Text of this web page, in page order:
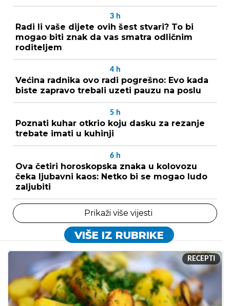
3 h
Radi li vaše dijete ovih šest stvari? To bi
mogao biti znak da vas smatra odličnim
roditeljem
4 h
Većina radnika ovo radi pogrešno: Evo kada
biste zapravo trebali uzeti pauzu na poslu
5 h
Poznati kuhar otkrio koju dasku za rezanje
trebate imati u kuhinji
6 h
Ova četiri horoskopska znaka u kolovozu
čeka ljubavni kaos: Netko bi se mogao ludo
zaljubiti
Prikaži više vijesti
VIŠE IZ RUBRIKE
RECEPTI